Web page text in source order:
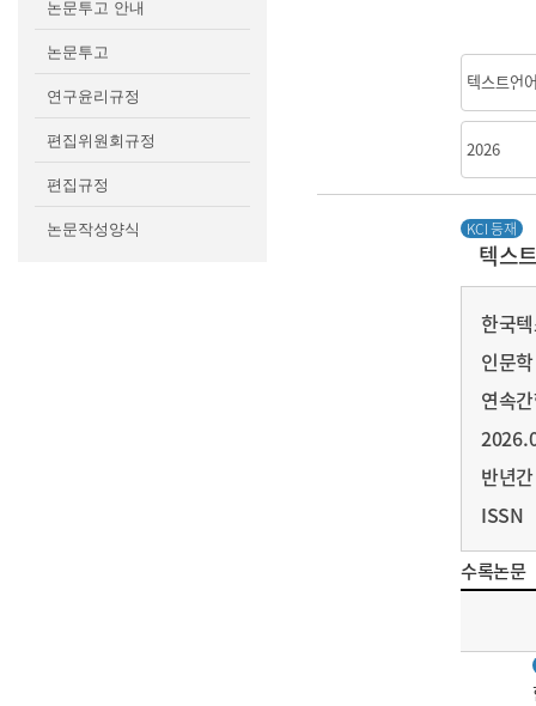
논문투고 안내
논문투고
연구윤리규정
편집위원회규정
편집규정
논문작성양식